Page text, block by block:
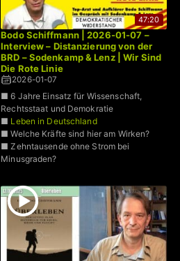
47:20
Bodo Schiffmann | 2026-01-07 –
Interview – Distanzierung von der
BRD – Sodenkamp & Lenz | Wir Sind
Die Rote Linie
2026-01-07
■ 6 Jahre Einsatz für Wissenschaft,
Rechtsstaat und Demokratie
■ Leben in Deutschland
■ Welche Kräfte sind hier am Wirken?
■ Zehntausende ohne Strom bei
Minusgraden?